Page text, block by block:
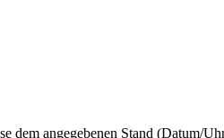
dem angegebenen Stand